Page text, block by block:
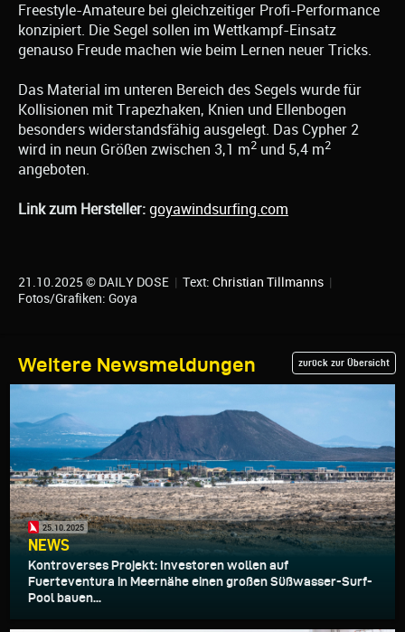
Freestyle-Amateure bei gleichzeitiger Profi-Performance
konzipiert. Die Segel sollen im Wettkampf-Einsatz
genauso Freude machen wie beim Lernen neuer Tricks.
Das Material im unteren Bereich des Segels wurde für
Kollisionen mit Trapezhaken, Knien und Ellenbogen
besonders widerstandsfähig ausgelegt. Das Cypher 2
wird in neun Größen zwischen 3,1 m2 und 5,4 m2
angeboten.
Link zum Hersteller: goyawindsurfing.com
21.10.2025 © DAILY DOSE | Text: Christian Tillmanns |
Fotos/Grafiken: Goya
Weitere Newsmeldungen zurück zur Übersicht
25.10.2025
NEWS
Kontroverses Projekt: Investoren wollen auf
Fuerteventura in Meernähe einen großen Süßwasser-Surf-
Pool bauen...